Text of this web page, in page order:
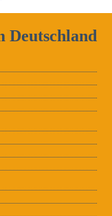
Deutschland